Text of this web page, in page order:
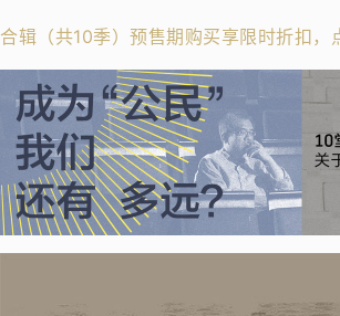
合辑（共10季）预售期购买享限时折扣